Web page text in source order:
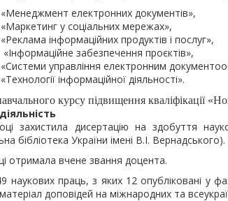
«Менеджмент електронних документів»,
«Маркетинг у соціальних мережах»,
«Реклама інформаційних продуктів і послуг»,
«Інформаційне забезпечення проєктів»,
«Системи управління електронним
«Технології інформаційної діяльності».
курсу підвищення кваліфікації
захистила дисертацію на здобуття
бібліотека України імені В.І. Вернадського).
отримала вчене звання доцента.
наукових праць, з яких 12 опубліковані у
доповідей на міжнародних та